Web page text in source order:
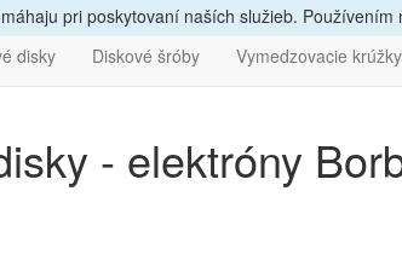
Radivámporadíme, zavolajte
disky Diskové šróby Vymedzovacie krúžky
- elektróny
pri poskytovaní naších služieb.